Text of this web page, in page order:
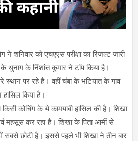
शनिवार को एचएएस परीक्षा का रिजल्ट जारी
के थुनाग के निंशांत कुमार ने टॉप किया है।
स्थान पर रहे हैं। वहीं चंबा के भटियात के गांव
किया है।
किसी कोचिंग के ये कामयाबी हासिल की है। शिखा
महसूस कर रहा है। शिखा के पिता आर्मी से
में सबसे छोटी है। इससे पहले भी शिखा ने तीन बार